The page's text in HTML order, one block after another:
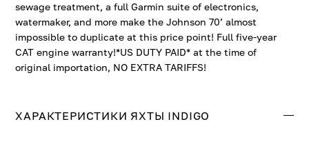
sewage treatment, a full Garmin suite of electronics,
watermaker, and more make the Johnson 70’ almost
impossible to duplicate at this price point! Full five-year
CAT engine warranty!*US DUTY PAID* at the time of
original importation, NO EXTRA TARIFFS!
ХАРАКТЕРИСТИКИ ЯХТЫ INDIGO